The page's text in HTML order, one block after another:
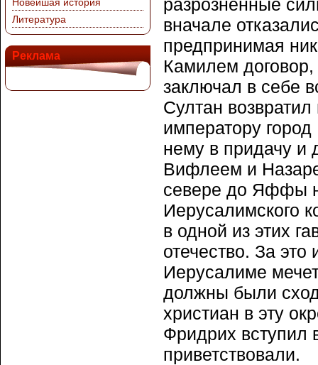
Литература
Реклама
разрозненные
вначале
предпринимая
Камилем
заключал в себе
Султан
императору
нему в придачу и
Вифлеем и
севере до Яффы
Иерусалимского
в одной из этих
отечество. За
Иерусалиме
должны были
христиан в эту
Фридрих вступил
приветствовали.